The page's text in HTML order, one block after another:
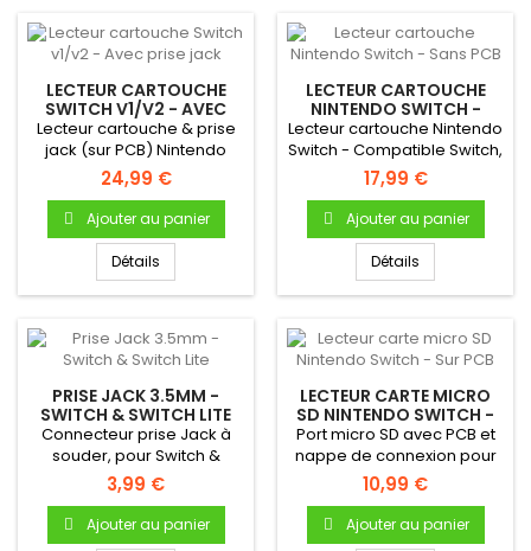
LECTEUR CARTOUCHE
SWITCH V1/V2 - AVEC
PRISE JACK
Lecteur cartouche & prise
jack (sur PCB) Nintendo
SwitchLecteur Switch...
24,99 €
Ajouter au panier
Détails
LECTEUR CARTOUCHE
NINTENDO SWITCH -
SANS PCB
Lecteur cartouche Nintendo
Switch - Compatible Switch,
Switch Lite et Switch...
17,99 €
Ajouter au panier
Détails
PRISE JACK 3.5MM -
SWITCH & SWITCH LITE
Connecteur prise Jack à
souder, pour Switch &
Switch Lite
3,99 €
Ajouter au panier
LECTEUR CARTE MICRO
SD NINTENDO SWITCH -
SUR PCB
Port micro SD avec PCB et
nappe de connexion pour
Nintendo Switch - Neuf...
10,99 €
Ajouter au panier